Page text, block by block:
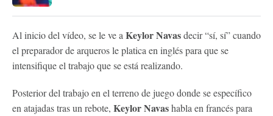
Al inicio del vídeo, se le ve a Keylor Navasdecir “sí, sí” cuando
el preparador de arqueros le platica en inglés para que se
intensifique el trabajo que se está realizando.
Posterior del trabajo en el terreno de juego donde se específico
en atajadas tras un rebote, Keylor Navashabla en francés para